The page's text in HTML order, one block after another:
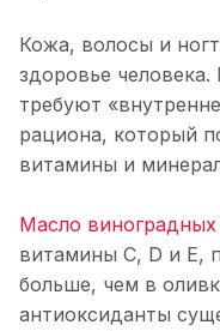
Кожа, волосы и
здоровье
требуют
рациона, который
витамины и
Масло виноградных
витамины C, D и E,
больше, чем в
антиоксиданты